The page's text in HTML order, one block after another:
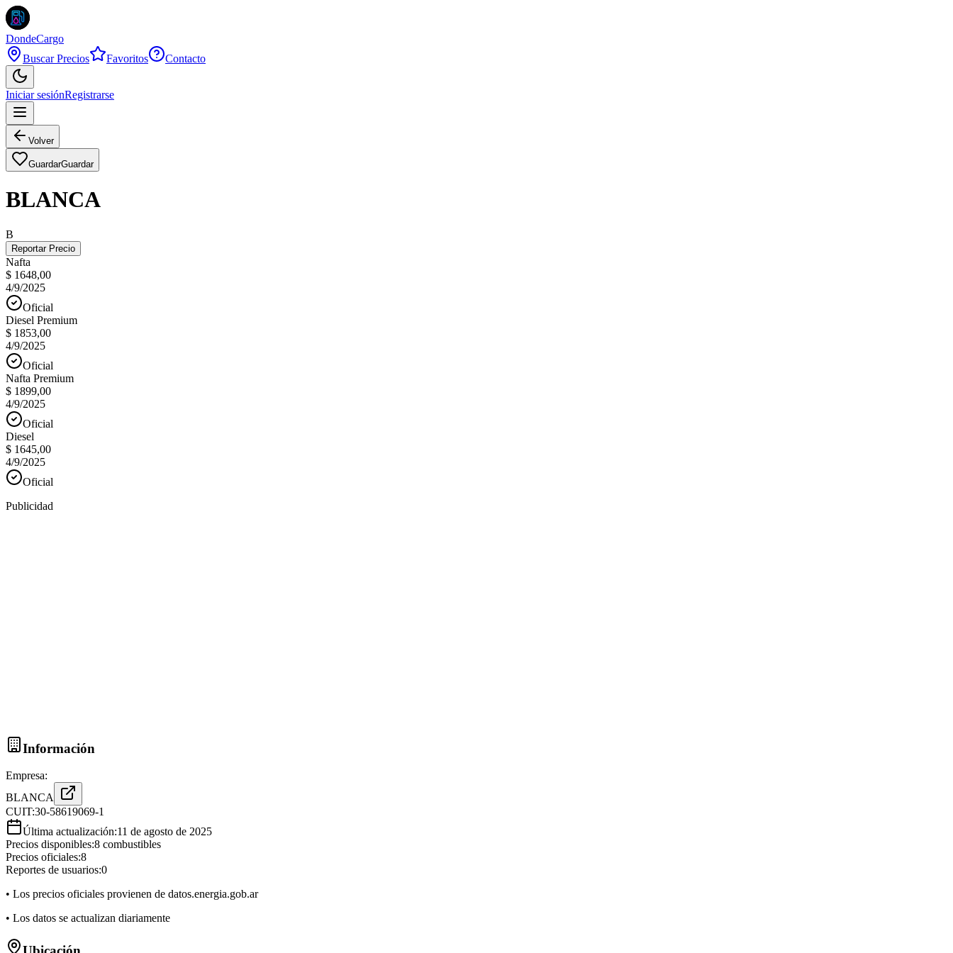
DondeCargo
Buscar Precios
Favoritos Contacto
Iniciar sesiónRegistrarse
Volver
GuardarGuardar
BLANCA
B
Reportar Precio
Nafta
$ 1648,00
4/9/2025
Oficial
Diesel Premium
$ 1853,00
4/9/2025
Oficial
Nafta Premium
$ 1899,00
4/9/2025
Oficial
Diesel
$ 1645,00
4/9/2025
Oficial
Publicidad
Información
Empresa:
BLANCA
CUIT:30-58619069-1
Última actualización:11 de agosto de 2025
Precios disponibles:8 combustibles
Precios oficiales:8
Reportes de usuarios:0
• Los precios oficiales provienen de datos.energia.gob.ar
• Los datos se actualizan diariamente